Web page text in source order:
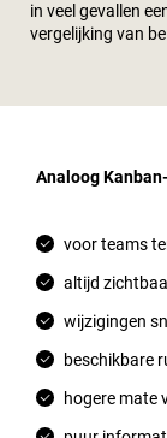
in veel gevallen
vergelijking van
Analoog
voor teams
altijd
wijzigingen
beschikbare
hogere mate